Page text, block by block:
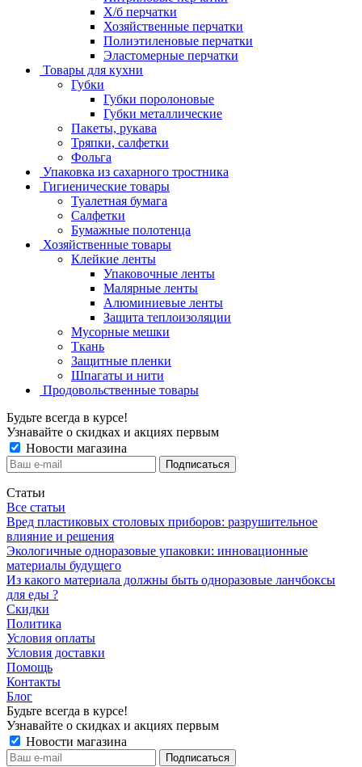
Х/б перчатки
Хозяйственные перчатки
Полиэтиленовые перчатки
Эластомерные перчатки
Товары для кухни
Губки
Губки поролоновые
Губки металлические
Пакеты, рукава
Тряпки, салфетки
Фольга
Упаковка из сахарного тростника
Гигиенические товары
Туалетная бумага
Салфетки
Бумажные полотенца
Хозяйственные товары
Клейкие ленты
Упаковочные ленты
Малярные ленты
Алюминиевые ленты
Защита теплоизоляции
Мусорные мешки
Ткань
Защитные пленки
Шпагаты и нити
Продовольственные товары
Будьте всегда в курсе!
Узнавайте о скидках и акциях первым
Новости магазина
Статьи
Все статьи
Вред пластиковых столовых приборов: разрушительное
влияние и решения
Экологичные одноразовые упаковки: инновационные
материалы будущего
Из какого материала должны быть одноразовые ланчбоксы
для еды ?
Скидки
Политика
Условия оплаты
Условия доставки
Помощь
Контакты
Блог
Будьте всегда в курсе!
Узнавайте о скидках и акциях первым
Новости магазина